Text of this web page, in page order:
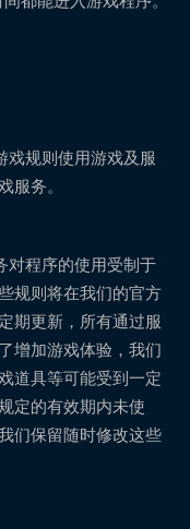
戏规则使用游戏及服
服务。
对程序的使用受制于
规则将在我们的官方
期更新，所有通过服
增加游戏体验，我们
道具等可能受到一定
定的有效期内未使
们保留随时修改这些